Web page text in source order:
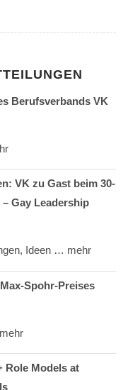
Berufsverbands VK
VK zu Gast beim 30-
Gay Leadership
Ideen … mehr
Spohr-Preises
Role Models at